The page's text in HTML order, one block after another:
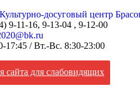
досуговый центр
9-11-16, 9-13-04 , 9-12-00
17:45 / Вт.-Вс. 8:30-23:00
сайта для слабовидящих